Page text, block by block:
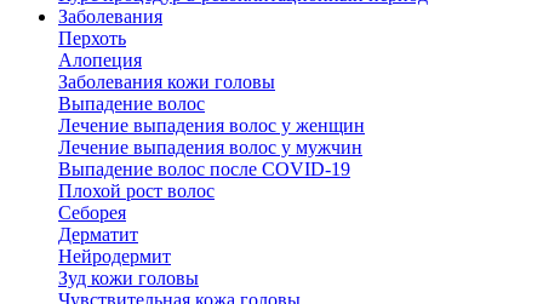
Заболевания
Перхоть
Алопеция
Заболевания кожи головы
Выпадение волос
Лечение выпадения волос у женщин
Лечение выпадения волос у мужчин
Выпадение волос после COVID-19
Плохой рост волос
Cеборея
Дерматит
Нейродермит
Зуд кожи головы
Чувствительная кожа головы